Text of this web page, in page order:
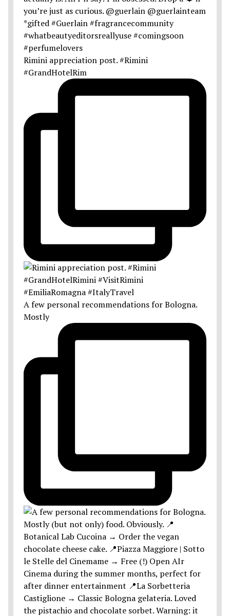
Rimini appreciation post. #Rimini
#GrandHotelRim
A few personal recommendations for Bologna.
Mostly